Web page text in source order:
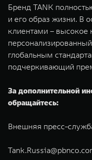
Бренд TANK
и его образ жизни. В
клиентами – высокое
глобальным
подчеркивающий
За дополнительной
обращайтесь:
Внешняя пресс-